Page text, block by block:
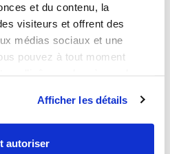
et du contenu, la
visiteurs et offrent des
médias sociaux et une
pouvez à tout moment
Afficher les détails
autoriser